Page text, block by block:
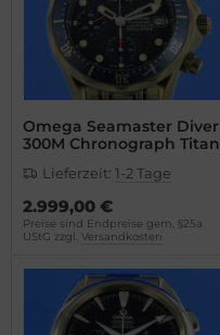
Omega Seamaster Diver
300M Chronograph Titan
Lieferzeit: 1-2 Tage
2.999,00 €
Preise sind Endpreise gem. §25a
UStG zzgl. Versandkosten